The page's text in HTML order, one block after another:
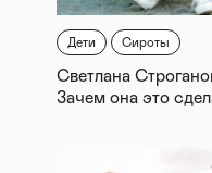
Дети Сироты
Светлана
Зачем она это